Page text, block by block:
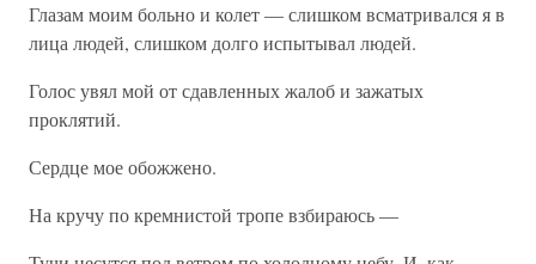
Глазам моим больно и колет — слишком всматривался я в
лица людей, слишком долго испытывал людей.
Голос увял мой от сдавленных жалоб и зажатых
проклятий.
Сердце мое обожжено.
На кручу по кремнистой тропе взбираюсь —